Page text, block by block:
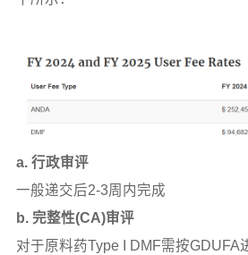
a. 行政审评
一般递交后2-3周内完成
b. 完整性(CA)审评
对于原料药Type I DMF需按GDUFA